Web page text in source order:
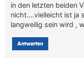
in den letzten beiden
nicht….vielleicht ist ja
langweilig sein wird ,
Antworten